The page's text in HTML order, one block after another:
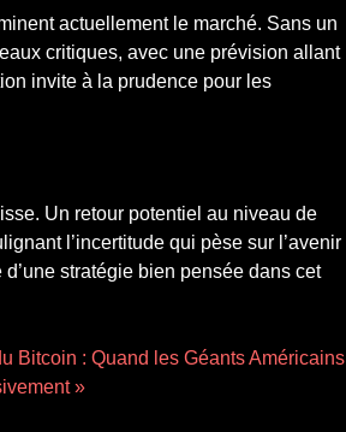
actuellement le marché. Sans un
critiques, avec une prévision allant
invite à la prudence pour les
Un retour potentiel au niveau de
l’incertitude qui pèse sur l’avenir
stratégie bien pensée dans cet
Bitcoin : Quand les Géants Américains
»